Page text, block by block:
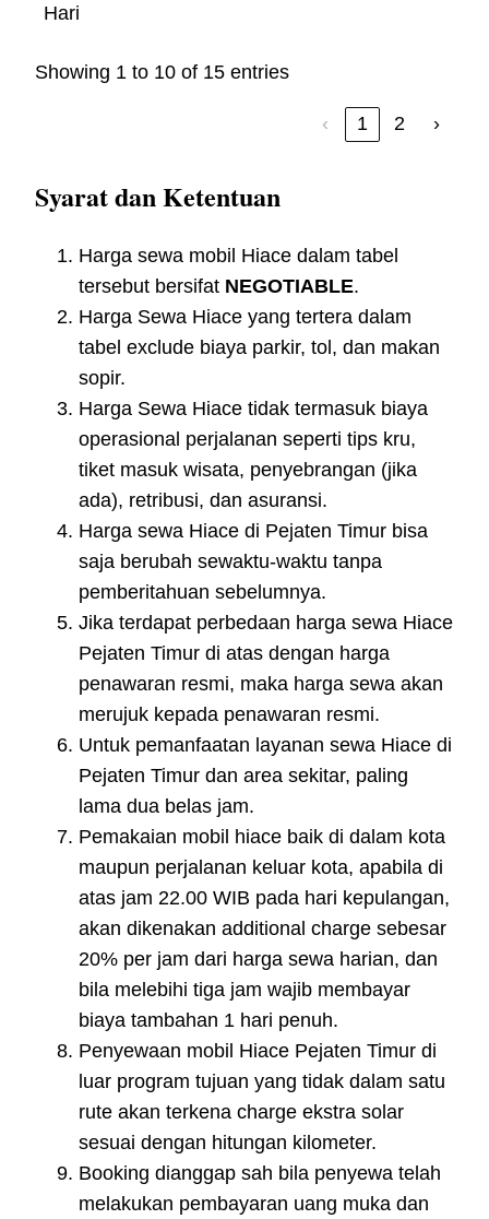
Hari
Showing 1 to 10 of 15 entries
‹ 1 2 ›
Syarat dan Ketentuan
Harga sewa mobil Hiace dalam tabel
tersebut bersifat NEGOTIABLE.
Harga Sewa Hiace yang tertera dalam
tabel exclude biaya parkir, tol, dan makan
sopir.
Harga Sewa Hiace tidak termasuk biaya
operasional perjalanan seperti tips kru,
tiket masuk wisata, penyebrangan (jika
ada), retribusi, dan asuransi.
Harga sewa Hiace di Pejaten Timur bisa
saja berubah sewaktu-waktu tanpa
pemberitahuan sebelumnya.
Jika terdapat perbedaan harga sewa Hiace
Pejaten Timur di atas dengan harga
penawaran resmi, maka harga sewa akan
merujuk kepada penawaran resmi.
Untuk pemanfaatan layanan sewa Hiace di
Pejaten Timur dan area sekitar, paling
lama dua belas jam.
Pemakaian mobil hiace baik di dalam kota
maupun perjalanan keluar kota, apabila di
atas jam 22.00 WIB pada hari kepulangan,
akan dikenakan additional charge sebesar
20% per jam dari harga sewa harian, dan
bila melebihi tiga jam wajib membayar
biaya tambahan 1 hari penuh.
Penyewaan mobil Hiace Pejaten Timur di
luar program tujuan yang tidak dalam satu
rute akan terkena charge ekstra solar
sesuai dengan hitungan kilometer.
Booking dianggap sah bila penyewa telah
melakukan pembayaran uang muka dan